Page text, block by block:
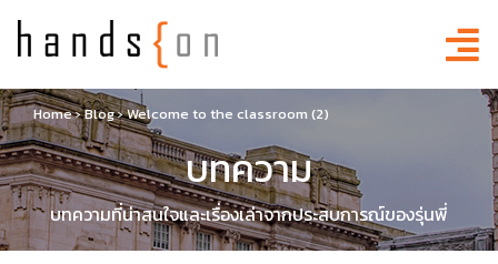
Home›Blog›Welcome to the classroom (2)
บทความ
บทความที่น่าสนใจและเรื่องเล่าจากประสบการณ์ของรุ่นพี่